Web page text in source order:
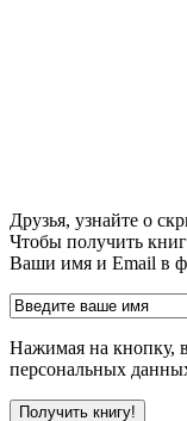
Друзья, узнайте о
Чтобы получить
Ваши имя и Email в
Нажимая на кнопку,
персональных